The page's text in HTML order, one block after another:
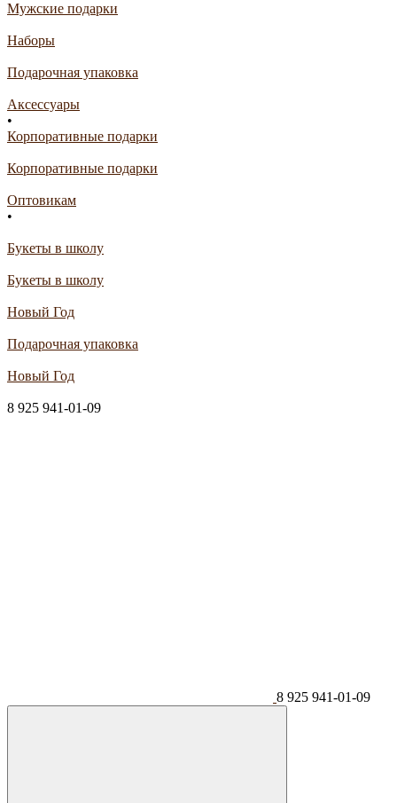
Мужские подарки
Наборы
Подарочная упаковка
Аксессуары
•
Корпоративные подарки
Корпоративные подарки
Оптовикам
•
Букеты в школу
Букеты в школу
Новый Год
Подарочная упаковка
Новый Год
8 925 941-01-09
8 925 941-01-09